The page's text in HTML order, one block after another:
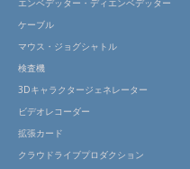
エンベデッター・ディエンベデッター
ケーブル
マウス・ジョグシャトル
検査機
3Dキャラクタージェネレーター
ビデオレコーダー
拡張カード
クラウドライブプロダクション